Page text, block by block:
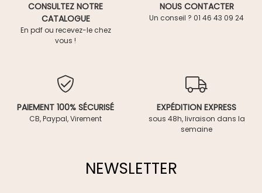
CONSULTEZ NOTRE
CATALOGUE
En pdf ou recevez-le chez
vous !
NOUS CONTACTER
Un conseil ? 01 46 43 09 24
PAIEMENT 100% SÉCURISÉ
CB, Paypal, Virement
EXPÉDITION EXPRESS
sous 48h, livraison dans la
semaine
NEWSLETTER